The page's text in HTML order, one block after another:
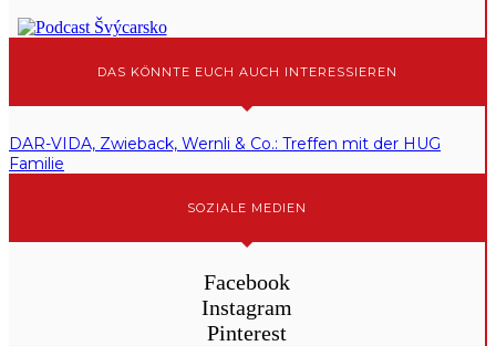
DAS KÖNNTE EUCH AUCH INTERESSIEREN
DAR-VIDA, Zwieback, Wernli & Co.: Treffen mit der HUG
Familie
SOZIALE MEDIEN
Facebook
Instagram
Pinterest